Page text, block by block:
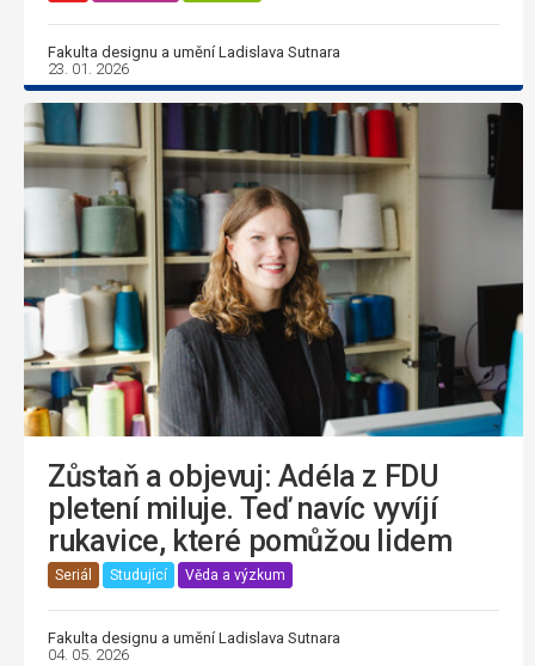
Fakulta designu a umění Ladislava Sutnara
23. 01. 2026
Zůstaň a objevuj: Adéla z FDU
pletení miluje. Teď navíc vyvíjí
rukavice, které pomůžou lidem
Seriál Studující Věda a výzkum
Fakulta designu a umění Ladislava Sutnara
04. 05. 2026